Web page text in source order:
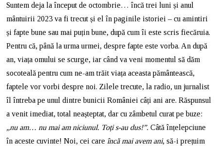
Suntem deja la început de octombrie… încă trei luni și anul
mântuirii 2023 va fi trecut și el în paginile istoriei – cu amintiri
și fapte bune sau mai puțin bune, după cum îi este scris fiecăruia.
Pentru că, până la urma urmei, despre fapte este vorba. An după
an, viața omului se scurge, iar când va veni momentul să dăm
socoteală pentru cum ne-am trăit viața aceasta pământească,
faptele vor vorbi despre noi. Zilele trecute, la radio, un jurnalist
îl întreba pe unul dintre bunicii României câți ani are. Răspunsul
a venit imediat, total neașteptat, dar cu zâmbetul curat pe buze:
„nu am… nu mai am niciunul. Toți s-au dus!”. Câtă înțelepciune
în aceste cuvinte! Noi, cei care încă mai avem ani, să-i prețuim